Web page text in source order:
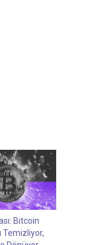
Bitcoin
Temizliyor,